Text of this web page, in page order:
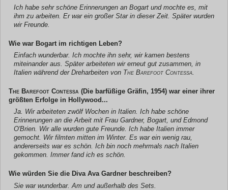
Ich habe sehr schöne Erinnerungen an Bogart und mochte es, mit
ihm zu arbeiten. Er war ein großer Star in dieser Zeit. Später wurden
wir Freunde.
Wie war Bogart im richtigen Leben?
Einfach wunderbar. Ich mochte ihn sehr, wir kamen bestens
miteinander aus. Später arbeiteten wir erneut gut zusammen, in
Italien während der Dreharbeiten von The Barefoot Contessa
The Barefoot Contessa (Die barfüßige Gräfin, 1954) war einer ihrer
größten Erfolge in Hollywood...
Ja. Wir arbeiteten zwölf Wochen in Italien. Ich habe schöne
Erinnerungen an die Arbeit mit Frau Gardner, Bogart, und Edmond
O'Brien. Wir alle wurden gute Freunde. Ich habe Italien immer
gemocht. Wir filmten mitten im Winter. Es war ein wenig rau,
andererseits war es schön. Ich bin noch mehrmals nach Italien
gekommen. Immer fand ich es schön.
Wie würden Sie die Diva Ava Gardner beschreiben?
Sie war wunderbar. Am und außerhalb des Sets.